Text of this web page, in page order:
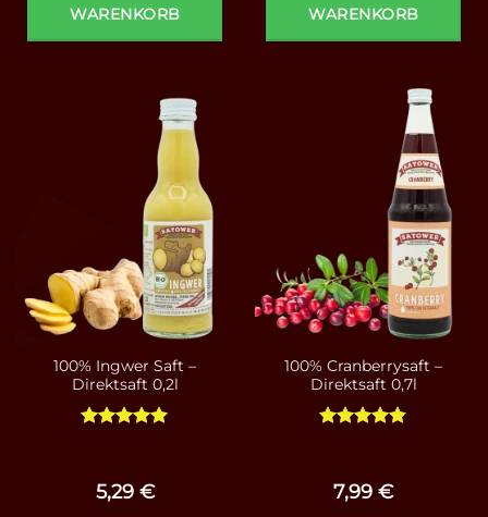
WARENKORB
WARENKORB
100% Ingwer Saft –
Direktsaft 0,2l
5,29 €
100% Cranberrysaft –
Direktsaft 0,7l
7,99 €